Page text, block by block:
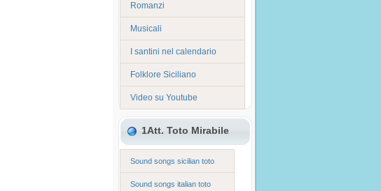
Romanzi
Musicali
I santini nel calendario
Folklore Siciliano
Video su Youtube
1Att. Toto Mirabile
Sound songs sicilian toto
Sound songs italian toto